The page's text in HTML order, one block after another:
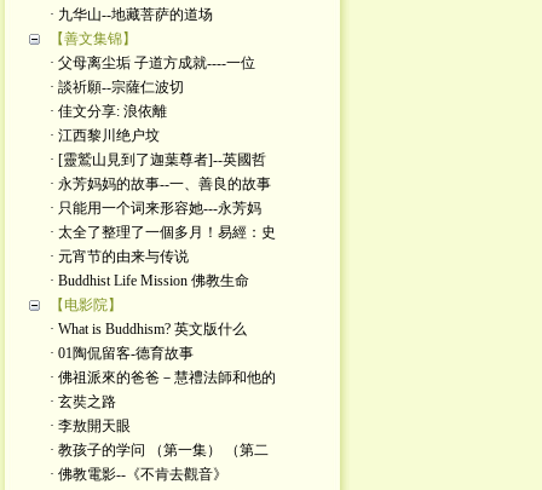
· 九华山--地藏菩萨的道场
【善文集锦】
· 父母离尘垢 子道方成就----一位
· 談祈願--宗薩仁波切
· 佳文分享: 浪依離
· 江西黎川绝户坟
· [靈鷲山見到了迦葉尊者]--英國哲
· 永芳妈妈的故事--一、善良的故事
· 只能用一个词来形容她---永芳妈
· 太全了整理了一個多月！易經：史
· 元宵节的由来与传说
· Buddhist Life Mission 佛教生命
【电影院】
· What is Buddhism? 英文版什么
· 01陶侃留客-德育故事
· 佛祖派來的爸爸－慧禮法師和他的
· 玄奘之路
· 李敖開天眼
· 教孩子的学问 （第一集） （第二
· 佛教電影--《不肯去觀音》